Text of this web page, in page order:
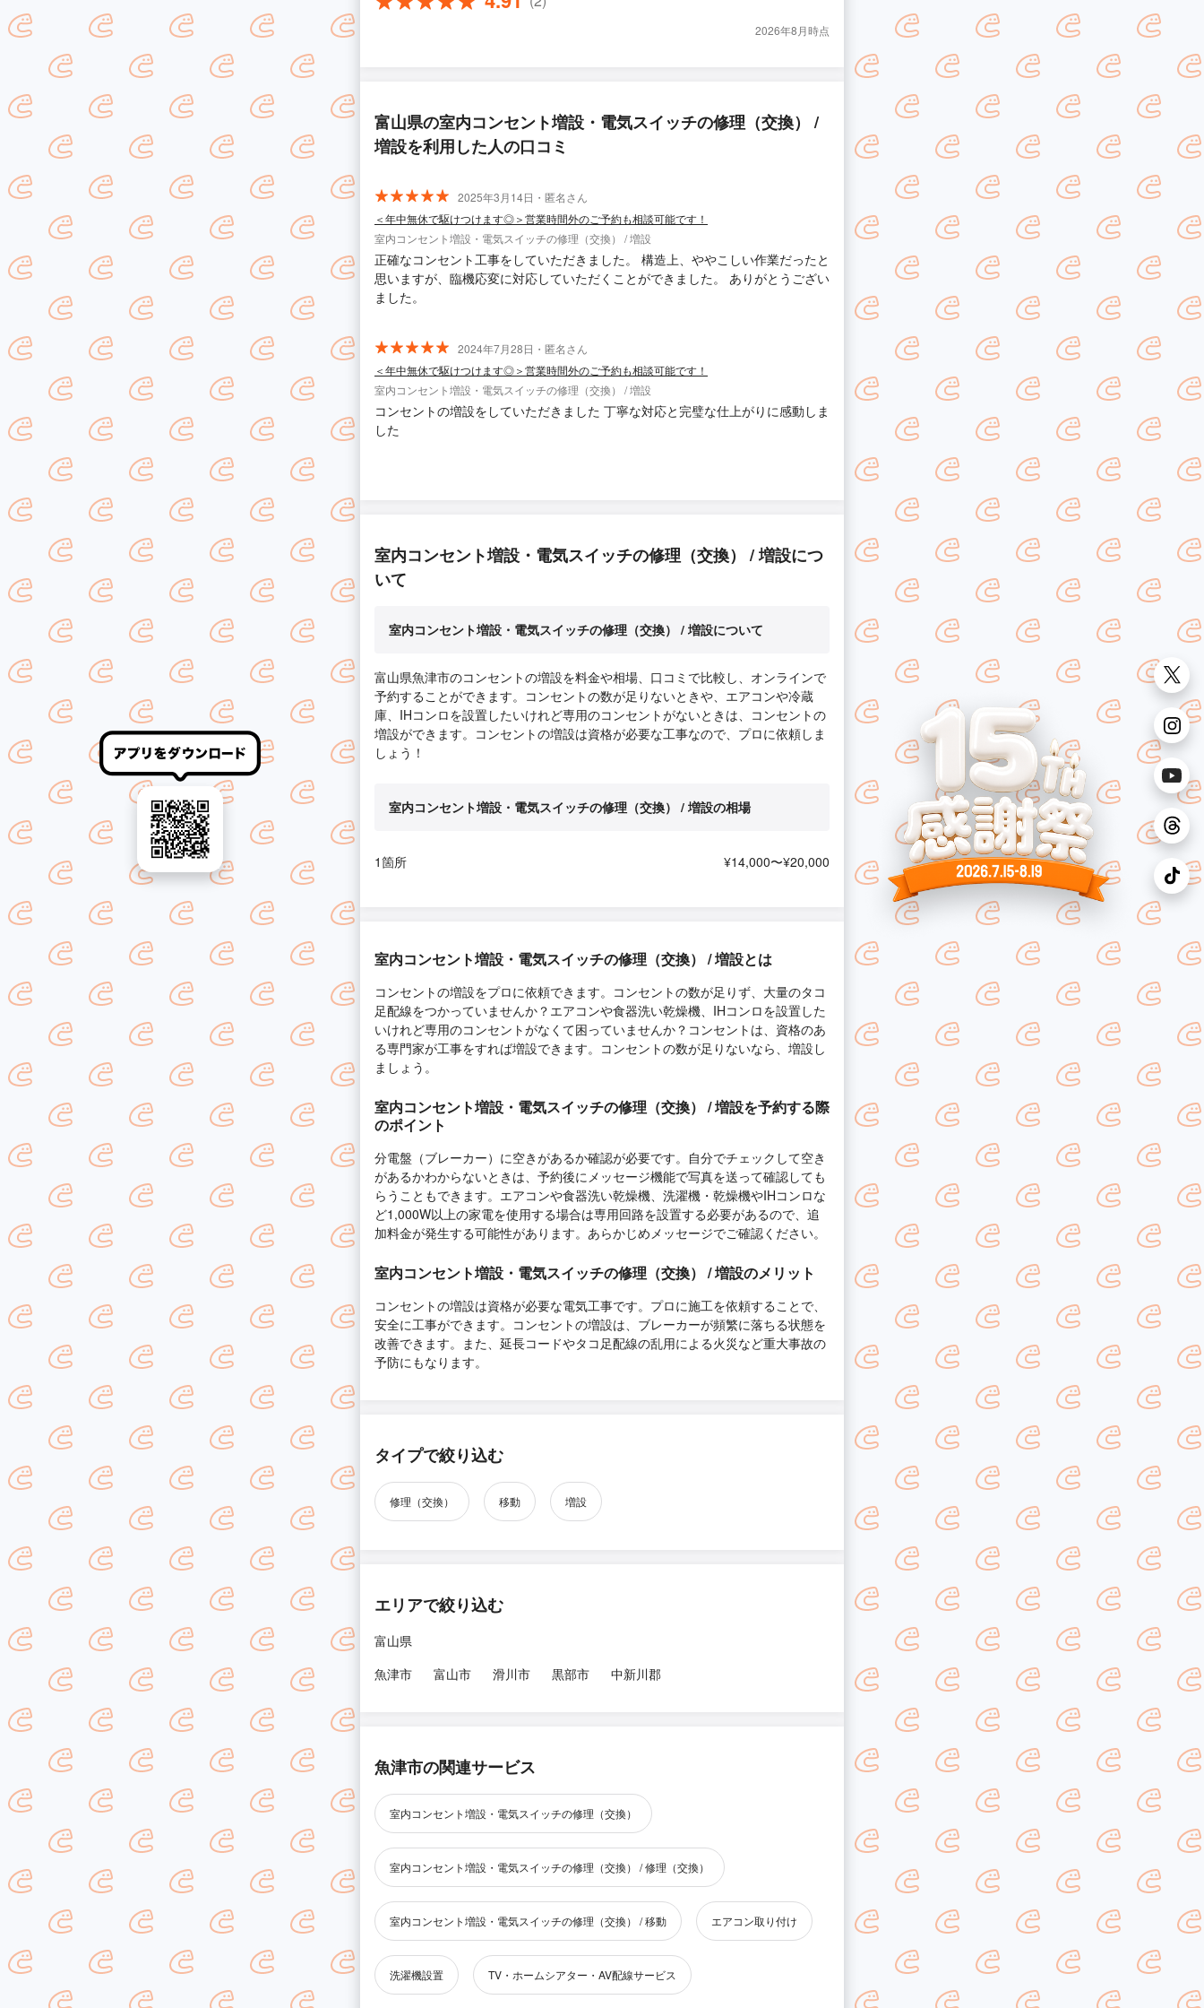
2026年8月時点
富山県の室内コンセント増設・電気スイッチの修理（交換） /
増設を利用した人の口コミ
2025年3月14日・匿名さん
＜年中無休で駆けつけます◎＞営業時間外のご予約も相談可能です！
室内コンセント増設・電気スイッチの修理（交換） / 増設
正確なコンセント工事をしていただきました。 構造上、ややこしい作業だったと
思いますが、臨機応変に対応していただくことができました。 ありがとうござい
ました。
2024年7月28日・匿名さん
＜年中無休で駆けつけます◎＞営業時間外のご予約も相談可能です！
室内コンセント増設・電気スイッチの修理（交換） / 増設
コンセントの増設をしていただきました 丁寧な対応と完璧な仕上がりに感動しま
した
室内コンセント増設・電気スイッチの修理（交換） / 増設につ
いて
室内コンセント増設・電気スイッチの修理（交換） / 増設について
富山県魚津市のコンセントの増設を料金や相場、口コミで比較し、オンラインで
予約することができます。コンセントの数が足りないときや、エアコンや冷蔵
庫、IHコンロを設置したいけれど専用のコンセントがないときは、コンセントの
増設ができます。コンセントの増設は資格が必要な工事なので、プロに依頼しま
しょう！
室内コンセント増設・電気スイッチの修理（交換） / 増設の相場
1箇所 ¥14,000〜¥20,000
室内コンセント増設・電気スイッチの修理（交換） / 増設とは
コンセントの増設をプロに依頼できます。コンセントの数が足りず、大量のタコ
足配線をつかっていませんか？エアコンや食器洗い乾燥機、IHコンロを設置した
いけれど専用のコンセントがなくて困っていませんか？コンセントは、資格のあ
る専門家が工事をすれば増設できます。コンセントの数が足りないなら、増設し
ましょう。
室内コンセント増設・電気スイッチの修理（交換） / 増設を予約する際
のポイント
分電盤（ブレーカー）に空きがあるか確認が必要です。自分でチェックして空き
があるかわからないときは、予約後にメッセージ機能で写真を送って確認しても
らうこともできます。エアコンや食器洗い乾燥機、洗濯機・乾燥機やIHコンロな
ど1,000W以上の家電を使用する場合は専用回路を設置する必要があるので、追
加料金が発生する可能性があります。あらかじめメッセージでご確認ください。
室内コンセント増設・電気スイッチの修理（交換） / 増設のメリット
コンセントの増設は資格が必要な電気工事です。プロに施工を依頼することで、
安全に工事ができます。コンセントの増設は、ブレーカーが頻繁に落ちる状態を
改善できます。また、延長コードやタコ足配線の乱用による火災など重大事故の
予防にもなります。
タイプで絞り込む
修理（交換） 移動 増設
エリアで絞り込む
富山県
魚津市
富山市 滑川市 黒部市 中新川郡
魚津市の関連サービス
室内コンセント増設・電気スイッチの修理（交換）
室内コンセント増設・電気スイッチの修理（交換） / 修理（交換）
室内コンセント増設・電気スイッチの修理（交換） / 移動 エアコン取り付け
洗濯機設置 TV・ホームシアター・AV配線サービス